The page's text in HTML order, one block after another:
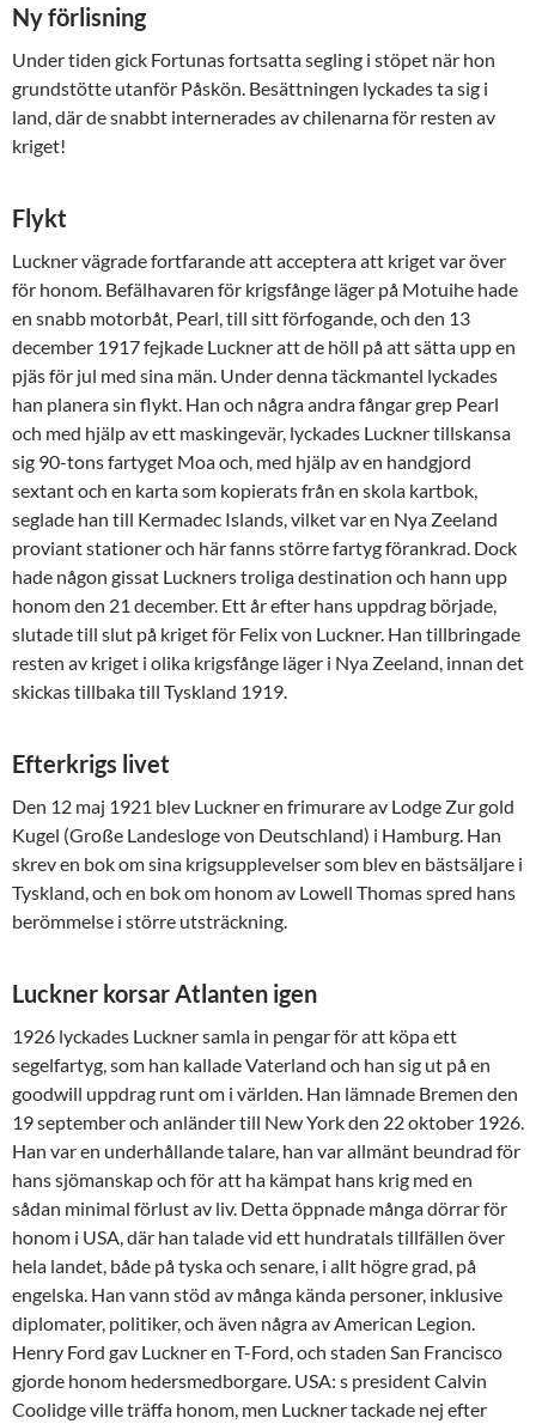
Ny förlisning
Under tiden gick Fortunas fortsatta segling i stöpet när hon
grundstötte utanför Påskön. Besättningen lyckades ta sig i
land, där de snabbt internerades av chilenarna för resten av
kriget!
Flykt
Luckner vägrade fortfarande att acceptera att kriget var över
för honom. Befälhavaren för krigsfånge läger på Motuihe hade
en snabb motorbåt, Pearl, till sitt förfogande, och den 13
december 1917 fejkade Luckner att de höll på att sätta upp en
pjäs för jul med sina män. Under denna täckmantel lyckades
han planera sin flykt. Han och några andra fångar grep Pearl
och med hjälp av ett maskingevär, lyckades Luckner tillskansa
sig 90-tons fartyget Moa och, med hjälp av en handgjord
sextant och en karta som kopierats från en skola kartbok,
seglade han till Kermadec Islands, vilket var en Nya Zeeland
proviant stationer och här fanns större fartyg förankrad. Dock
hade någon gissat Luckners troliga destination och hann upp
honom den 21 december. Ett år efter hans uppdrag började,
slutade till slut på kriget för Felix von Luckner. Han tillbringade
resten av kriget i olika krigsfånge läger i Nya Zeeland, innan det
skickas tillbaka till Tyskland 1919.
Efterkrigs livet
Den 12 maj 1921 blev Luckner en frimurare av Lodge Zur gold
Kugel (Große Landesloge von Deutschland) i Hamburg. Han
skrev en bok om sina krigsupplevelser som blev en bästsäljare i
Tyskland, och en bok om honom av Lowell Thomas spred hans
berömmelse i större utsträckning.
Luckner korsar Atlanten igen
1926 lyckades Luckner samla in pengar för att köpa ett
segelfartyg, som han kallade Vaterland och han sig ut på en
goodwill uppdrag runt om i världen. Han lämnade Bremen den
19 september och anländer till New York den 22 oktober 1926.
Han var en underhållande talare, han var allmänt beundrad för
hans sjömanskap och för att ha kämpat hans krig med en
sådan minimal förlust av liv. Detta öppnade många dörrar för
honom i USA, där han talade vid ett hundratals tillfällen över
hela landet, både på tyska och senare, i allt högre grad, på
engelska. Han vann stöd av många kända personer, inklusive
diplomater, politiker, och även några av American Legion.
Henry Ford gav Luckner en T-Ford, och staden San Francisco
gjorde honom hedersmedborgare. USA: s president Calvin
Coolidge ville träffa honom, men Luckner tackade nej efter